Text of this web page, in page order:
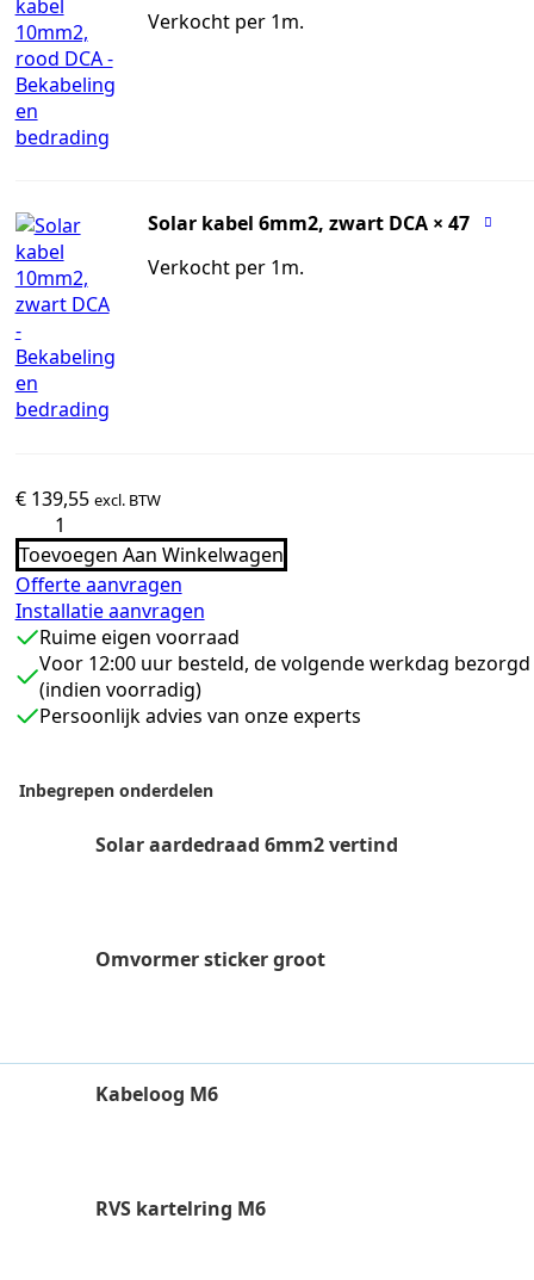
Verkocht per 1m.
Solar kabel 6mm2, zwart DCA× 47
Verkocht per 1m.
€139,55 excl. BTW
bekabeling
6mm2
2
strings
(21
panelen)
aantal
Toevoegen Aan Winkelwagen
Offerte aanvragen
Installatie aanvragen
Ruime eigen voorraad
Voor 12:00 uur besteld, de volgende werkdag bezorgd
(indien voorradig)
Persoonlijk advies van onze experts
Inbegrepen onderdelen
Solar aardedraad 6mm2 vertind
Omvormer sticker groot
Kabeloog M6
RVS kartelring M6